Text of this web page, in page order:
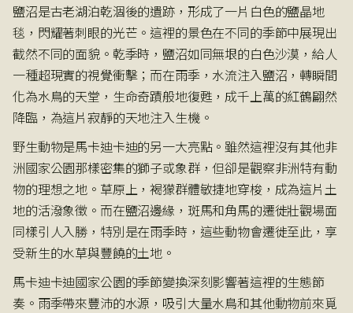
鹽沼是古老湖泊乾涸後的遺跡，形成了一片白色的鹽晶地
毯，閃耀著刺眼的光芒。這裡的景色在不同的季節中展現出
截然不同的面貌。乾季時，鹽沼如同無垠的白色沙漠，給人
一種超現實的視覺衝擊；而在雨季，水流注入鹽沼，轉瞬間
化為水鳥的天堂，生命奇蹟般地復甦，成千上萬的紅鶴翩然
降臨，為這片寂靜的天地注入生機。
野生動物是馬卡迪卡迪的另一大亮點。雖然這裡沒有其他非
洲國家公園那樣密集的獅子或象群，但卻是觀察非洲特有動
物的理想之地。草原上，褐獴群體敏捷地穿梭，成為這片土
地的活潑象徵。而在鹽沼邊緣，斑馬和角馬的遷徙壯觀場面
同樣引人入勝，特別是在雨季時，這些動物會遷徙至此，享
受新生的水草與豐饒的土地。
馬卡迪卡迪國家公園的季節變換深刻影響著這裡的生態節
奏。雨季帶來豐沛的水源，吸引大量水鳥和其他動物前來覓